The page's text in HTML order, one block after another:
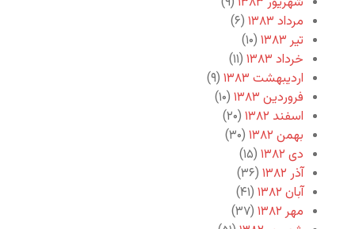
مرداد ۱۳۸۳
(۶)
تیر ۱۳۸۳
(۱۰)
خرداد ۱۳۸۳
(۱۱)
اردیبهشت ۱۳۸۳
(۹)
فروردین ۱۳۸۳
(۱۰)
اسفند ۱۳۸۲
(۲۰)
بهمن ۱۳۸۲
(۳۰)
دی ۱۳۸۲
(۱۵)
آذر ۱۳۸۲
(۳۶)
آبان ۱۳۸۲
(۴۱)
مهر ۱۳۸۲
(۳۷)